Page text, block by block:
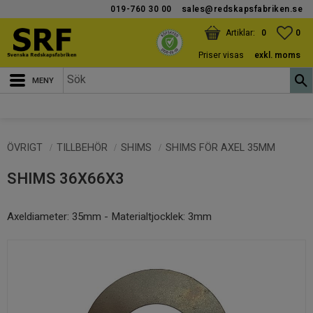
Meny
019-760 30 00 sales@redskapsfabriken.se
0
KUNDVAGN
ANTAL PRODUKTER:
0
Priser visas
exkl. moms
ÖVRIGT TILLBEHÖR SHIMS SHIMS FÖR AXEL 35MM
SHIMS 36X66X3
Axeldiameter: 35mm - Materialtjocklek: 3mm